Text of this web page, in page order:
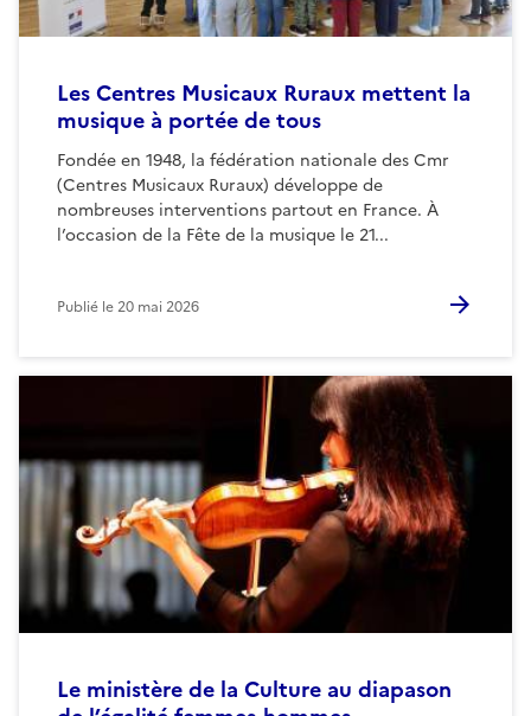
Les Centres Musicaux Ruraux mettent la
musique à portée de tous
Fondée en 1948, la fédération nationale des Cmr
(Centres Musicaux Ruraux) développe de
nombreuses interventions partout en France. À
l’occasion de la Fête de la musique le 21...
Publié le20 mai 2026
Le ministère de la Culture au diapason